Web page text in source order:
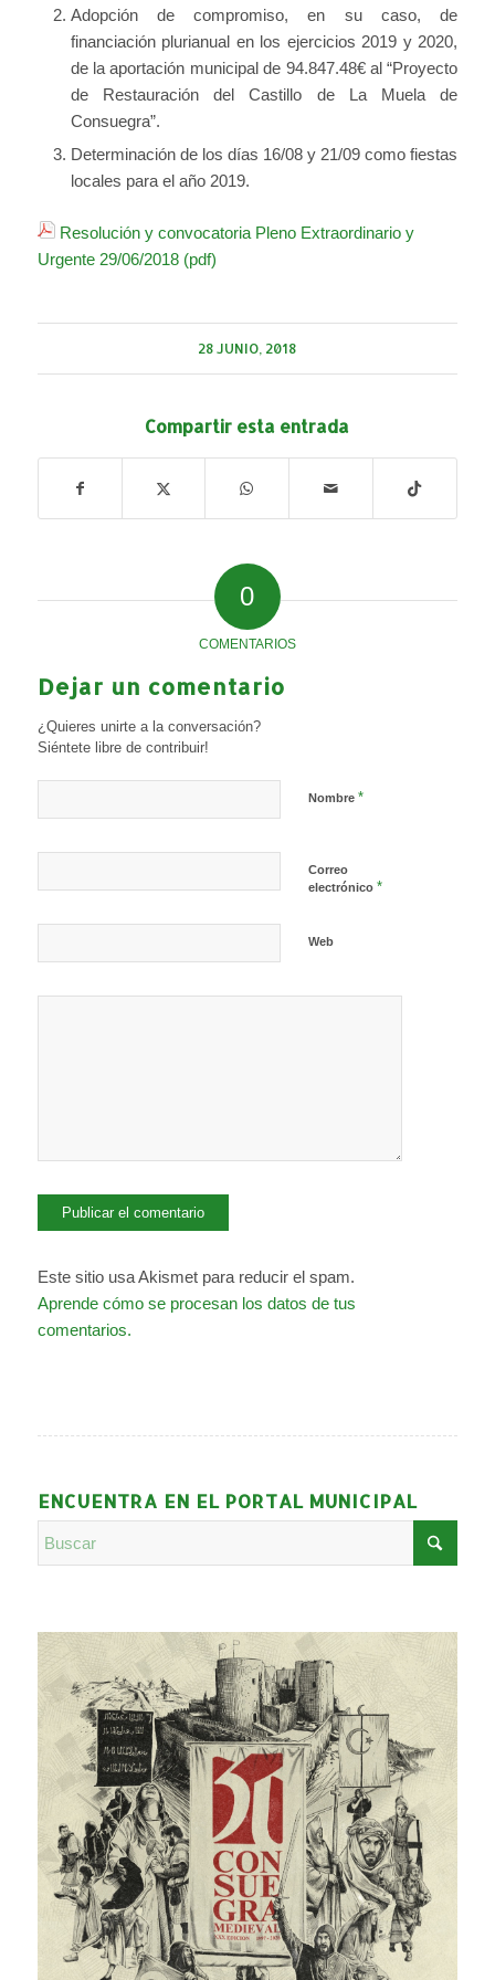
Adopción de compromiso, en su caso, de
financiación plurianual en los ejercicios 2019 y 2020,
de la aportación municipal de 94.847.48€ al “Proyecto
de Restauración del Castillo de La Muela de
Consuegra”.
Determinación de los días 16/08 y 21/09 como fiestas
locales para el año 2019.
Resolución y convocatoria Pleno Extraordinario y
Urgente 29/06/2018 (pdf)
28 JUNIO, 2018
Compartir esta entrada
0
COMENTARIOS
Dejar un comentario
¿Quieres unirte a la conversación?
Siéntete libre de contribuir!
Nombre *
Correo
electrónico *
Web
Este sitio usa Akismet para reducir el spam.
Aprende cómo se procesan los datos de tus
comentarios.
ENCUENTRA EN EL PORTAL MUNICIPAL